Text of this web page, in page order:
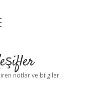
notlar ve bilgiler.